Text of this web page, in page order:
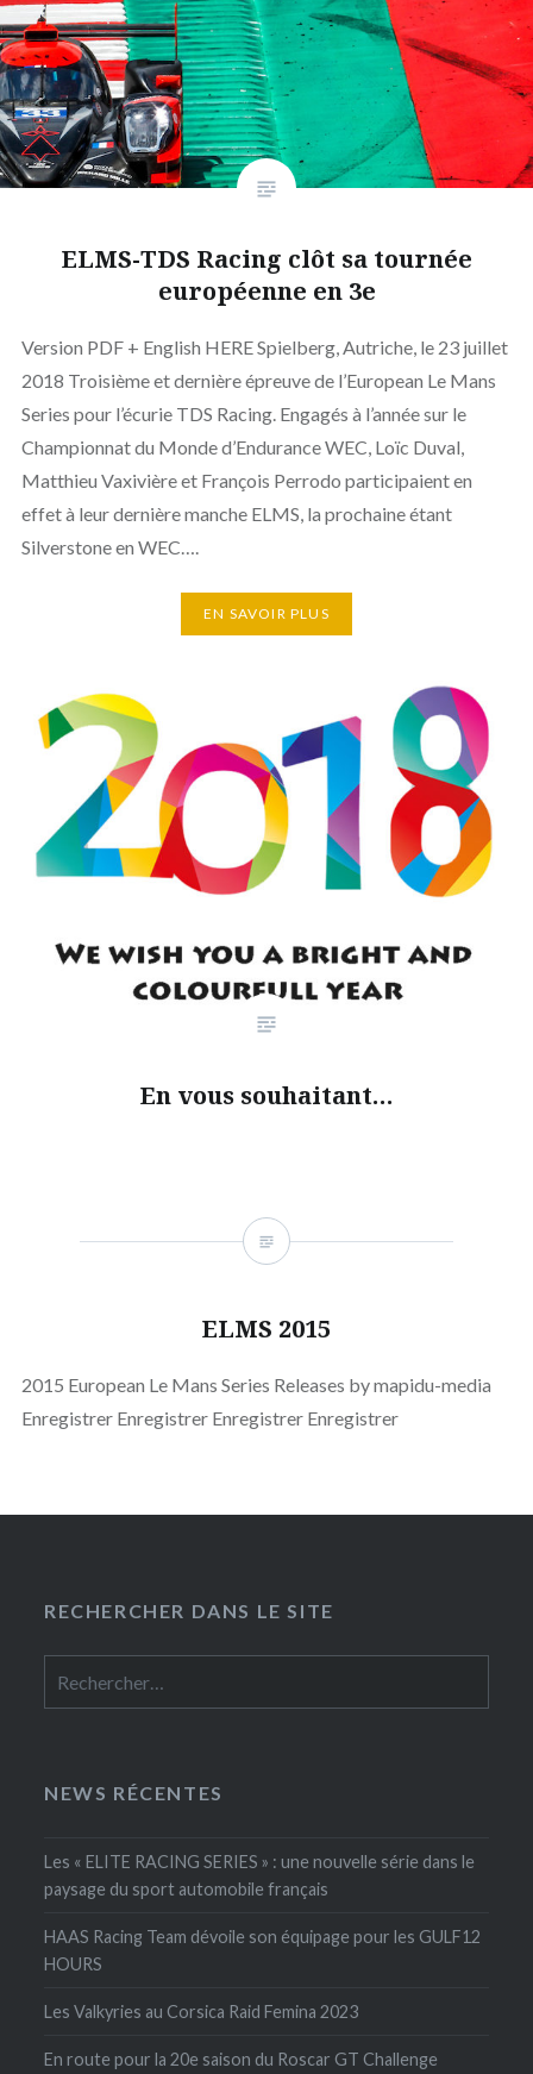
ELMS-TDS Racing clôt sa tournée
européenne en 3e
Version PDF + English HERE Spielberg, Autriche, le 23 juillet
2018 Troisième et dernière épreuve de l’European Le Mans
Series pour l’écurie TDS Racing. Engagés à l’année sur le
Championnat du Monde d’Endurance WEC, Loïc Duval,
Matthieu Vaxivière et François Perrodo participaient en
effet à leur dernière manche ELMS, la prochaine étant
Silverstone en WEC….
EN SAVOIR PLUS
En vous souhaitant…
ELMS 2015
2015 European Le Mans Series Releases by mapidu-media
Enregistrer Enregistrer Enregistrer Enregistrer
RECHERCHER DANS LE SITE
NEWS RÉCENTES
Les « ELITE RACING SERIES » : une nouvelle série dans le
paysage du sport automobile français
HAAS Racing Team dévoile son équipage pour les GULF12
HOURS
Les Valkyries au Corsica Raid Femina 2023
En route pour la 20e saison du Roscar GT Challenge